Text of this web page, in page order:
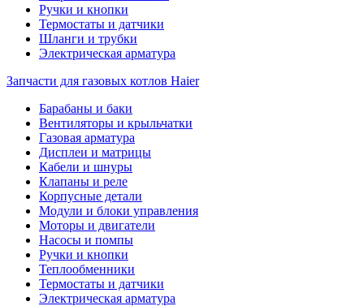
Ручки и кнопки
Термостаты и датчики
Шланги и трубки
Электрическая арматура
Запчасти для газовых котлов Haier
Барабаны и баки
Вентиляторы и крыльчатки
Газовая арматура
Дисплеи и матрицы
Кабели и шнуры
Клапаны и реле
Корпусные детали
Модули и блоки управления
Моторы и двигатели
Насосы и помпы
Ручки и кнопки
Теплообменники
Термостаты и датчики
Электрическая арматура